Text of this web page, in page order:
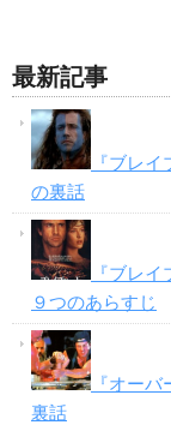
最新記事
『ブレ
の裏話
『ブレ
９つのあらすじ
『オー
裏話